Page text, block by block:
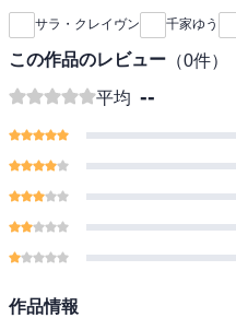
サラ・クレイヴン 千家ゆう
この作品のレビュー （0件）
平均 --
作品情報